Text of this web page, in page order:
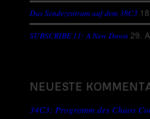
Das Sendezentrum auf dem 38C3
SUBSCRIBE 11: A New Dawn 29.
NEUESTE
34C3: Programm des Chaos